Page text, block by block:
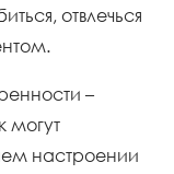
отвлечься
–
могут
настроении